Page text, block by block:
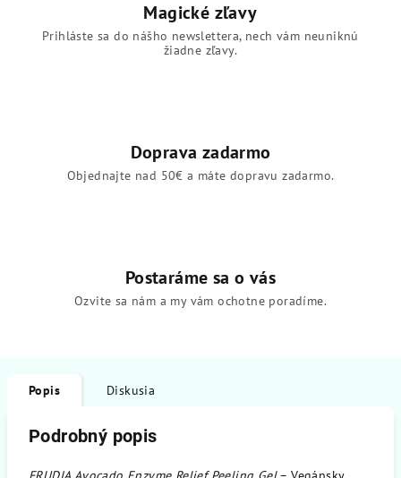
Magické zľavy
Prihláste sa do nášho newslettera, nech vám neuniknú
žiadne zľavy.
Doprava zadarmo
Objednajte nad 50€ a máte dopravu zadarmo.
Postaráme sa o vás
Ozvite sa nám a my vám ochotne poradíme.
Popis Diskusia
Podrobný popis